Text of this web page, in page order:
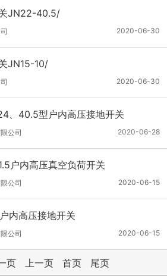
JN22-40.5/
2020-06-30
JN15-10/
2020-06-30
、40.5型户内高压接地开关
2020-06-28
公司
户内高压真空负荷开关
2020-06-15
公司
内高压接地开关
2020-06-15
公司
页 上一页 首页 尾页